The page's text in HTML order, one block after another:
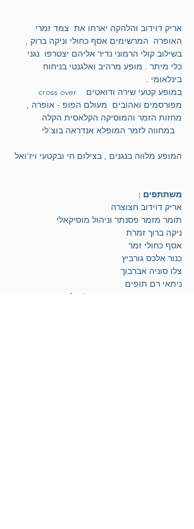
אריק דוידוב והלהקה יארחו את  צמד זמרי
האופרה  המרשימים אסף כחולי וניקה ברוק ,
בשילוב קולי הרמוני נדיר אליהם יצטרפו  נגני
כלי מיתר . מופע מרהיב ואלגנטי בניחוח
בינלאומי .
cross over  במופע קטעי שירה ודואטים
מפורסמים ואהובים  מעולם הפופ - אופרה ,
מחזות הזמר והמוסיקה הקלאסית הקלה
המופע מלווה בנגנים , בצילום חי ובקטעי ויז'ואל
משתתפים :
אריק דוידוב חצוצרה
תומר מזמר פסנתר וניהול מוסיקאלי
ניקה ברוך זמרת
אסף כחולי זמר
כנור אלכס גורביץ
צלו סוניה אברבוך
ניתאי רם תופים
רעות דוידוב וידיאו וקטעי ויז'ואל